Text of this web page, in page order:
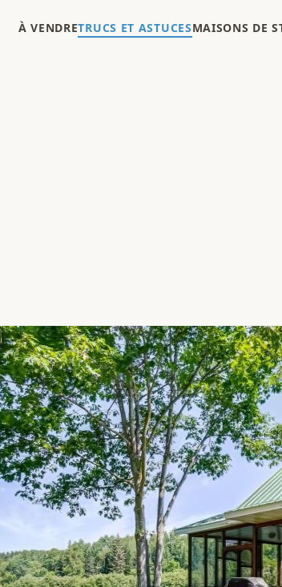
À VENDRETRUCS ET ASTUCESMAISONS DE